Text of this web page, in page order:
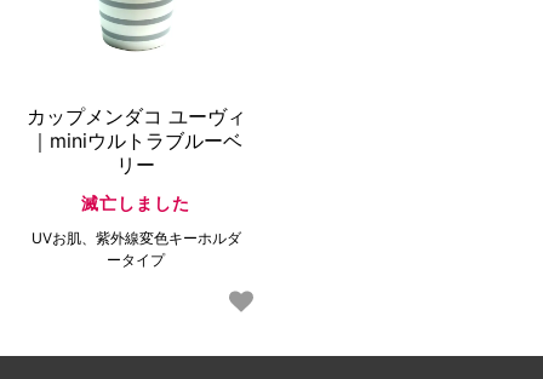
カップメンダコ ユーヴィ
｜miniウルトラブルーベ
リー
滅亡しました
UVお肌、紫外線変色キーホルダ
ータイプ